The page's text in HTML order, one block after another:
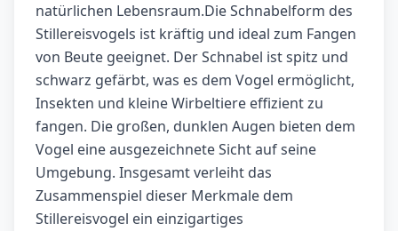
natürlichen Lebensraum.Die Schnabelform des
Stillereisvogels ist kräftig und ideal zum Fangen
von Beute geeignet. Der Schnabel ist spitz und
schwarz gefärbt, was es dem Vogel ermöglicht,
Insekten und kleine Wirbeltiere effizient zu
fangen. Die großen, dunklen Augen bieten dem
Vogel eine ausgezeichnete Sicht auf seine
Umgebung. Insgesamt verleiht das
Zusammenspiel dieser Merkmale dem
Stillereisvogel ein einzigartiges